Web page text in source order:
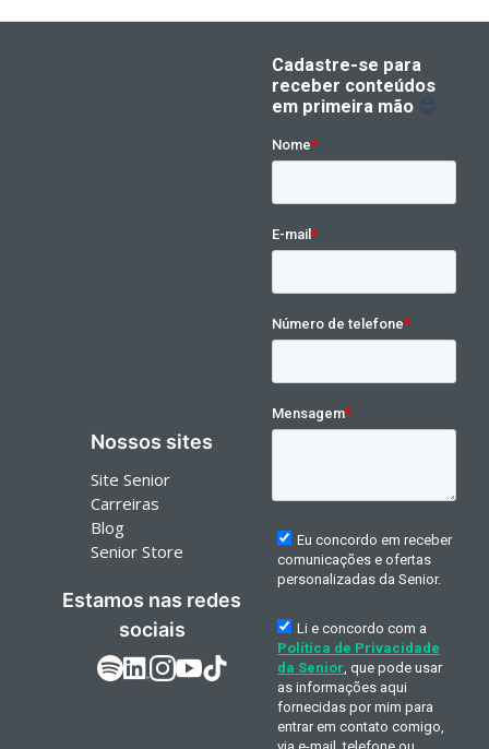
Nossos sites
Site Senior
Carreiras
Blog
Senior Store
Estamos nas redes
sociais